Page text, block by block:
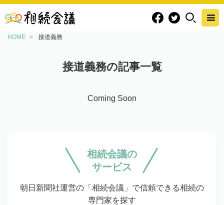
HOME 接道義務
接道義務の記事一覧
Coming Soon
相続会議の
サービス
朝日新聞社運営の「相続会議」で信頼できる相続の
専門家を探す